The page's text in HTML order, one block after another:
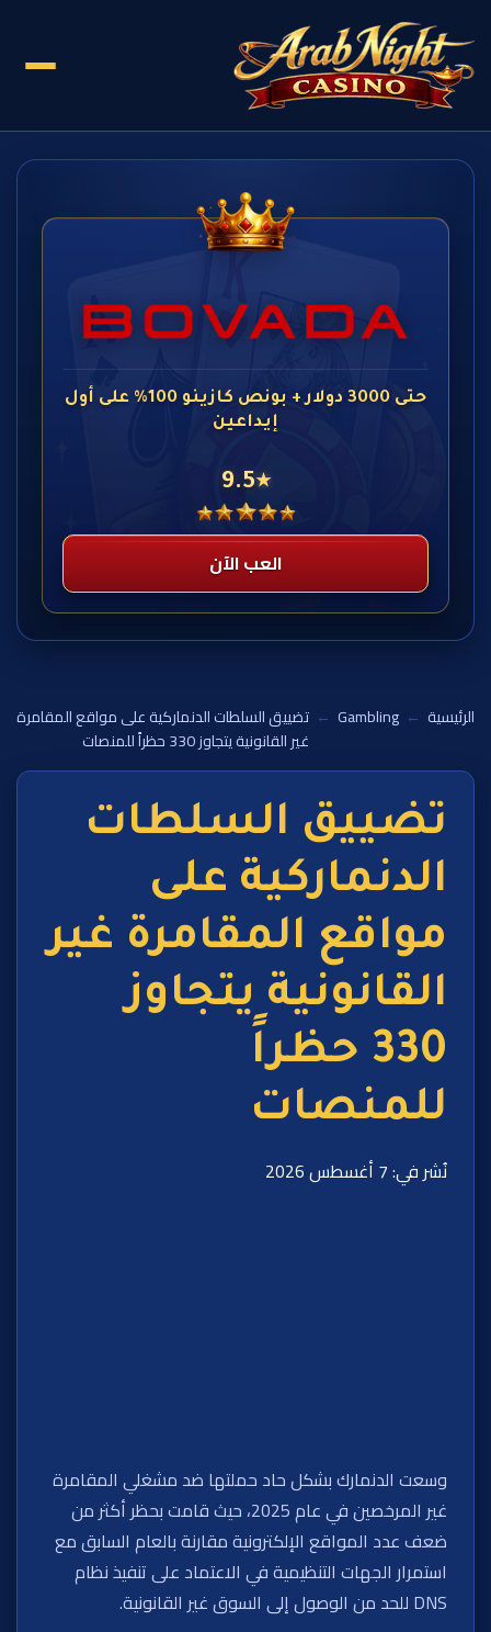
حتى 3000 دولار + بونص كازينو 100% على أول
إيداعين
★
9.5
العب الآن
الرئيسية ←
Gambling
← تضييق السلطات الدنماركية على مواقع المقامرة
غير القانونية يتجاوز 330 حظراً للمنصات
تضييق السلطات
الدنماركية على
مواقع المقامرة غير
القانونية يتجاوز
330 حظراً
للمنصات
نُشر في: 7 أغسطس 2026
وسعت الدنمارك بشكل حاد حملتها ضد مشغلي المقامرة
غير المرخصين في عام 2025، حيث قامت بحظر أكثر من
ضعف عدد المواقع الإلكترونية مقارنة بالعام السابق مع
استمرار الجهات التنظيمية في الاعتماد على تنفيذ نظام
DNS للحد من الوصول إلى السوق غير القانونية.